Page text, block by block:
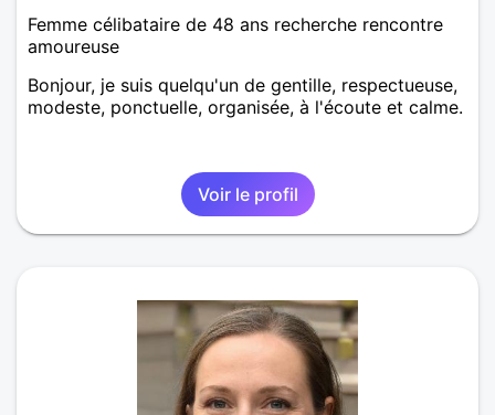
Femme célibataire de 48 ans recherche rencontre
amoureuse
Bonjour, je suis quelqu'un de gentille, respectueuse,
modeste, ponctuelle, organisée, à l'écoute et calme.
Voir le profil